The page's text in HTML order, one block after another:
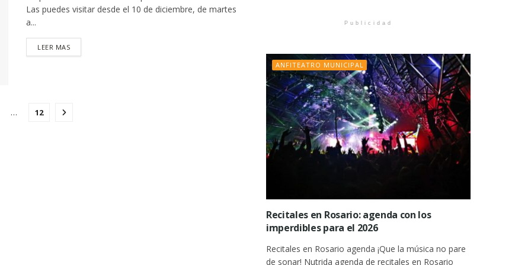
Las puedes visitar desde el 10 de diciembre, de martes
a...
LEER MASDETAILS
… 12
Publicidad
ANFITEATRO MUNICIPAL
Recitales en Rosario: agenda con los
imperdibles para el 2026
Recitales en Rosario agenda ¡Que la música no pare
de sonar! Nutrida agenda de recitales en Rosario